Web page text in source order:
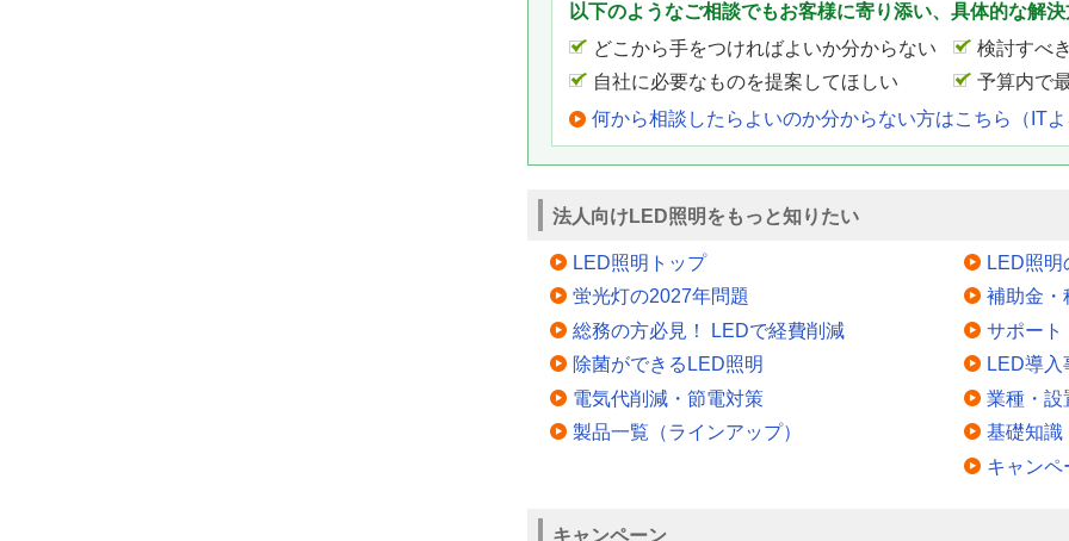
以下のようなご相談でもお客様に寄り添い、具体的な解
どこから手をつければよいか分からない
検討すべ
自社に必要なものを提案してほしい
予算内で
何から相談したらよいのか分からない方はこちら（IT
法人向けLED照明をもっと知りたい
LED照明トップ
蛍光灯の2027年問題
総務の方必見！ LEDで経費削減
除菌ができるLED照明
電気代削減・節電対策
製品一覧（ラインアップ）
LED照
補助金・
サポート
LED導入
業種・設
基礎知識
キャンペ
キャンペーン